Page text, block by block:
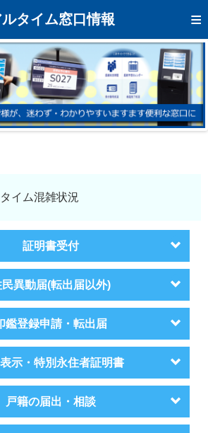
タイム窓口情報
ー
状況
番号状況
イム混雑状況
証明書受付
民異動届(転出届以外)
鑑登録申請・転出届
示・特別永住者証明書
戸籍の届出・相談